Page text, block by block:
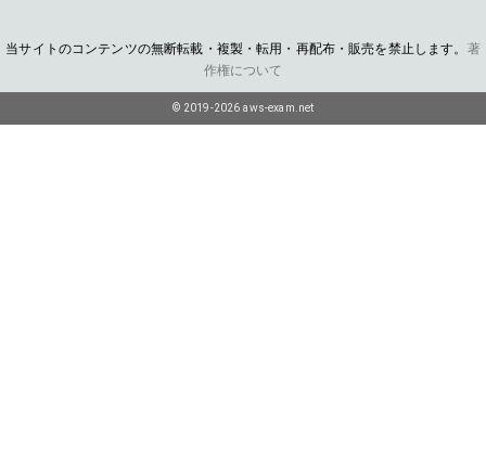
当サイトのコンテンツの無断転載・複製・転用・再配布・販売を禁止します。 著
作権について
© 2019-2026 aws-exam.net